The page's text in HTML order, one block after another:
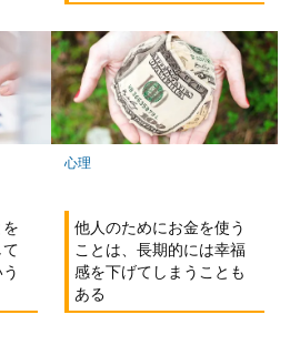
心理
他人のためにお金を使う
ことは、長期的には幸福
感を下げてしまうことも
ある